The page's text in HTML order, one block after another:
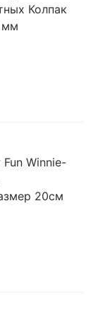
Колпак
мм
Winnie-
20см